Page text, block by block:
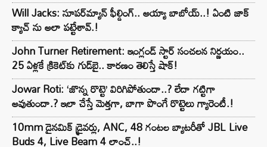
Will Jacks: సూపర్‌మ్యాన్ ఫీల్డింగ్.. అయ్యా బాబోయ్..! ఏంటి జాక్
క్యాచ్ ను అలా పట్టేశావ్.!
John Turner Retirement: ఇంగ్లండ్ స్టార్ సంచలన నిర్ణయం..
25 ఏళ్లకే క్రికెట్‌కు గుడ్‌బై.. కారణం తెలిస్తే షాక్!
Jowar Roti: ‘జొన్న రొట్టె’ విరిగిపోతుందా..? లేదా గట్టిగా
అవుతుందా.? ఇలా చేస్తే మెత్తగా, బాగా పొంగే రొట్టెలు గ్యారెంటీ.!
10mm డైనమిక్ డ్రైవర్లు, ANC, 48 గంటల బ్యాటరీతో JBL Live
Buds 4, Live Beam 4 లాంచ్..!